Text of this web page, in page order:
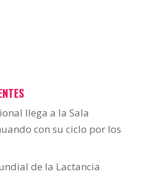
llega a la Sala
con su ciclo por los
de la Lactancia